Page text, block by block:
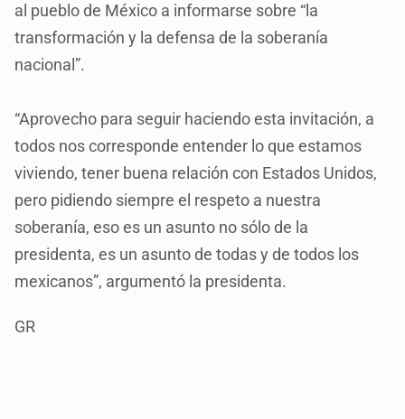
al pueblo de México a informarse sobre “la
transformación y la defensa de la soberanía
nacional”.
“Aprovecho para seguir haciendo esta invitación, a
todos nos corresponde entender lo que estamos
viviendo, tener buena relación con Estados Unidos,
pero pidiendo siempre el respeto a nuestra
soberanía, eso es un asunto no sólo de la
presidenta, es un asunto de todas y de todos los
mexicanos”, argumentó la presidenta.
GR